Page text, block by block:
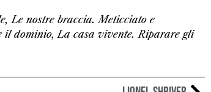
Le nostre braccia. Meticciato e
il dominio, La casa vivente. Riparare gli